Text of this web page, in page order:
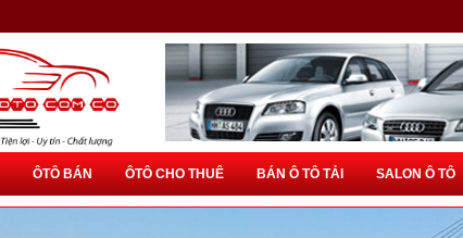
ÔTÔ BÁN ÔTÔ CHO THUÊ BÁN Ô TÔ TẢI SALON Ô TÔ